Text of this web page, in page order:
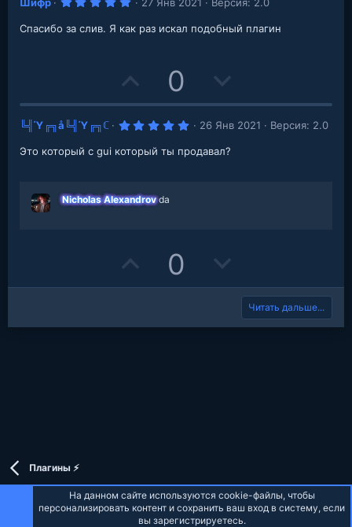
v
o
e
w
n
o
t
0
д
Спасибо за слив. Я как раз искал подобный плагин
p
v
o
t
0
o
w
e
╚╣Ύ╔╗å╚╣Ύ╔╗ℂ
5
0
26 Янв 2021 Версия: 2.0
Это который с gui который ты продавал?
Nicholas Alexandrov da
p
v
0
o
w
Читать дальше...
Плагины ⚡
На данном сайте используются cookie-файлы, чтобы
персонализировать контент и сохранить ваш вход в систему, если
вы зарегистрируетесь.